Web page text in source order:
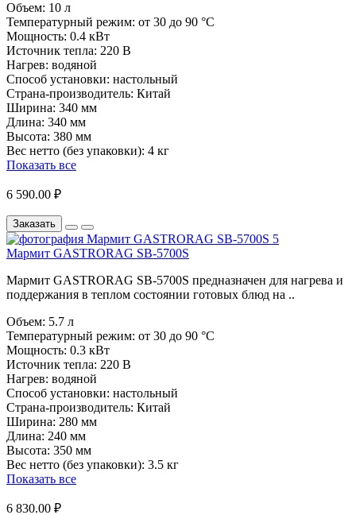
Объем: 10 л
Температурный режим: от 30 до 90 °C
Мощность: 0.4 кВт
Источник тепла: 220 В
Нагрев: водяной
Способ установки: настольный
Страна-производитель: Китай
Ширина: 340 мм
Длина: 340 мм
Высота: 380 мм
Вес нетто (без упаковки): 4 кг
Показать все
6 590.00 ₽
Заказать
Мармит GASTRORAG SB-5700S
Мармит GASTRORAG SB-5700S предназначен для нагрева и
поддержания в теплом состоянии готовых блюд на ..
Объем: 5.7 л
Температурный режим: от 30 до 90 °C
Мощность: 0.3 кВт
Источник тепла: 220 В
Нагрев: водяной
Способ установки: настольный
Страна-производитель: Китай
Ширина: 280 мм
Длина: 240 мм
Высота: 350 мм
Вес нетто (без упаковки): 3.5 кг
Показать все
6 830.00 ₽